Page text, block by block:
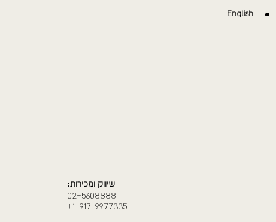
English
שיווק ומכירות:
02-5608888
1-917-9977335+